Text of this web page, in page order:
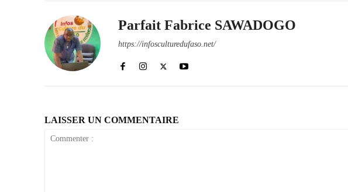
Parfait Fabrice SAWADOGO
https://infosculturedufaso.net/
LAISSER UN COMMENTAIRE